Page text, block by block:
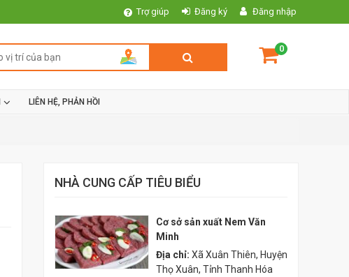
Trợ giúp Đăng ký Đăng nhập
0
LIÊN HỆ, PHẢN HỒI
NHÀ CUNG CẤP TIÊU BIỂU
Cơ sở sản xuất Nem Văn
Minh
Địa chỉ: Xã Xuân Thiên, Huyện
Thọ Xuân, Tỉnh Thanh Hóa